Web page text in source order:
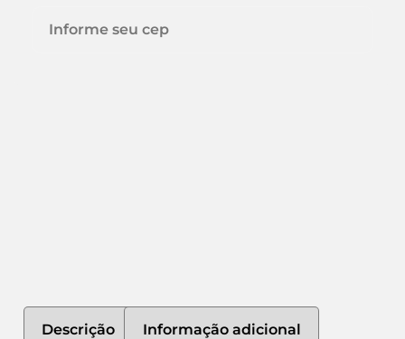
Descrição Informação adicional